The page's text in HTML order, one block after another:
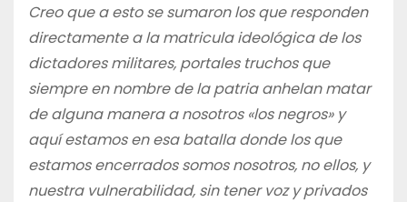
Creo que a esto se sumaron los que responden
directamente a la matricula ideológica de los
dictadores militares, portales truchos que
siempre en nombre de la patria anhelan matar
de alguna manera a nosotros «los negros» y
aquí estamos en esa batalla donde los que
estamos encerrados somos nosotros, no ellos, y
nuestra vulnerabilidad, sin tener voz y privados